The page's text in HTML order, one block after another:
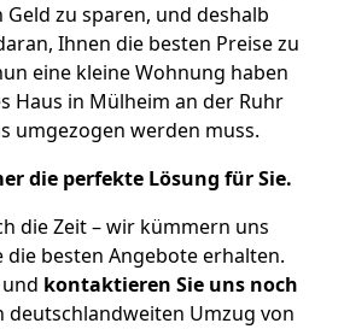
Geld zu sparen, und deshalb
Ihnen die besten Preise zu
eine kleine Wohnung haben
Haus in Mülheim an der Ruhr
umgezogen werden muss.
die perfekte Lösung für Sie.
die Zeit – wir kümmern uns
die besten Angebote erhalten.
kontaktieren Sie uns noch
deutschlandweiten Umzug von